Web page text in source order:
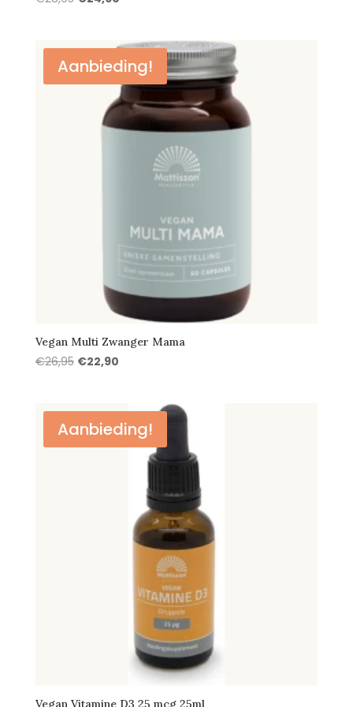
€28,95.€24,60.
Aanbieding!
Vegan Multi Zwanger Mama
€26,95 Oorspronkelijke
€26,95.
€22,90Huidige
€22,90.
Aanbieding!
Vegan Vitamine D3 25 mcg 25ml